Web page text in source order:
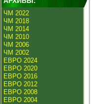
ЧМ 2022
ЧМ 2018
ЧМ 2014
ЧМ 2010
ЧМ 2006
ЧМ 2002
ЕВРО 2024
ЕВРО 2020
ЕВРО 2016
ЕВРО 2012
ЕВРО 2008
ЕВРО 2004